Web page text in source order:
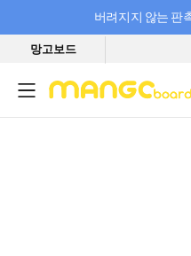
버려지지 않는 판
필요한 만큼 충전하고 끊김 없이
망고보드